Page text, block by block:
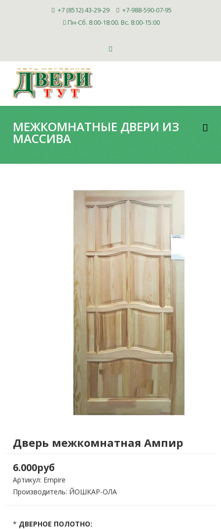
+7 (8512) 43-29-29
+7-988-590-07-95
Пн-Сб. 8:00-18:00. Вс. 8:00-15:00
МЕЖКОМНАТНЫЕ ДВЕРИ ИЗ
МАССИВА
Дверь межкомнатная Ампир
6.000руб
Артикул: Empire
Производитель: ЙОШКАР-ОЛА
* ДВЕРНОЕ ПОЛОТНО: